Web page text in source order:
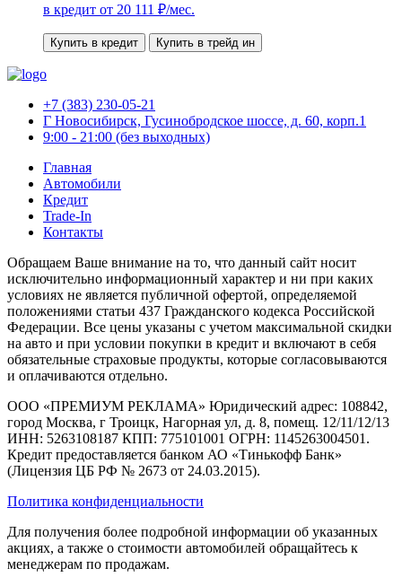
в кредит от 20 111 ₽/мес.
Купить в кредит Купить в трейд ин
+7 (383) 230-05-21
Г Новосибирск, Гусинобродское шоссе, д. 60, корп.1
9:00 - 21:00 (без выходных)
Главная
Автомобили
Кредит
Trade-In
Контакты
Обращаем Ваше внимание на то, что данный сайт носит
исключительно информационный характер и ни при каких
условиях не является публичной офертой, определяемой
положениями статьи 437 Гражданского кодекса Российской
Федерации. Все цены указаны с учетом максимальной скидки
на авто и при условии покупки в кредит и включают в себя
обязательные страховые продукты, которые согласовываются
и оплачиваются отдельно.
ООО «ПРЕМИУМ РЕКЛАМА» Юридический адрес: 108842,
город Москва, г Троицк, Нагорная ул, д. 8, помещ. 12/11/12/13
ИНН: 5263108187 КПП: 775101001 ОГРН: 1145263004501.
Кредит предоставляется банком АО «Тинькофф Банк»
(Лицензия ЦБ РФ № 2673 от 24.03.2015).
Политика конфиденциальности
Для получения более подробной информации об указанных
акциях, а также о стоимости автомобилей обращайтесь к
менеджерам по продажам.